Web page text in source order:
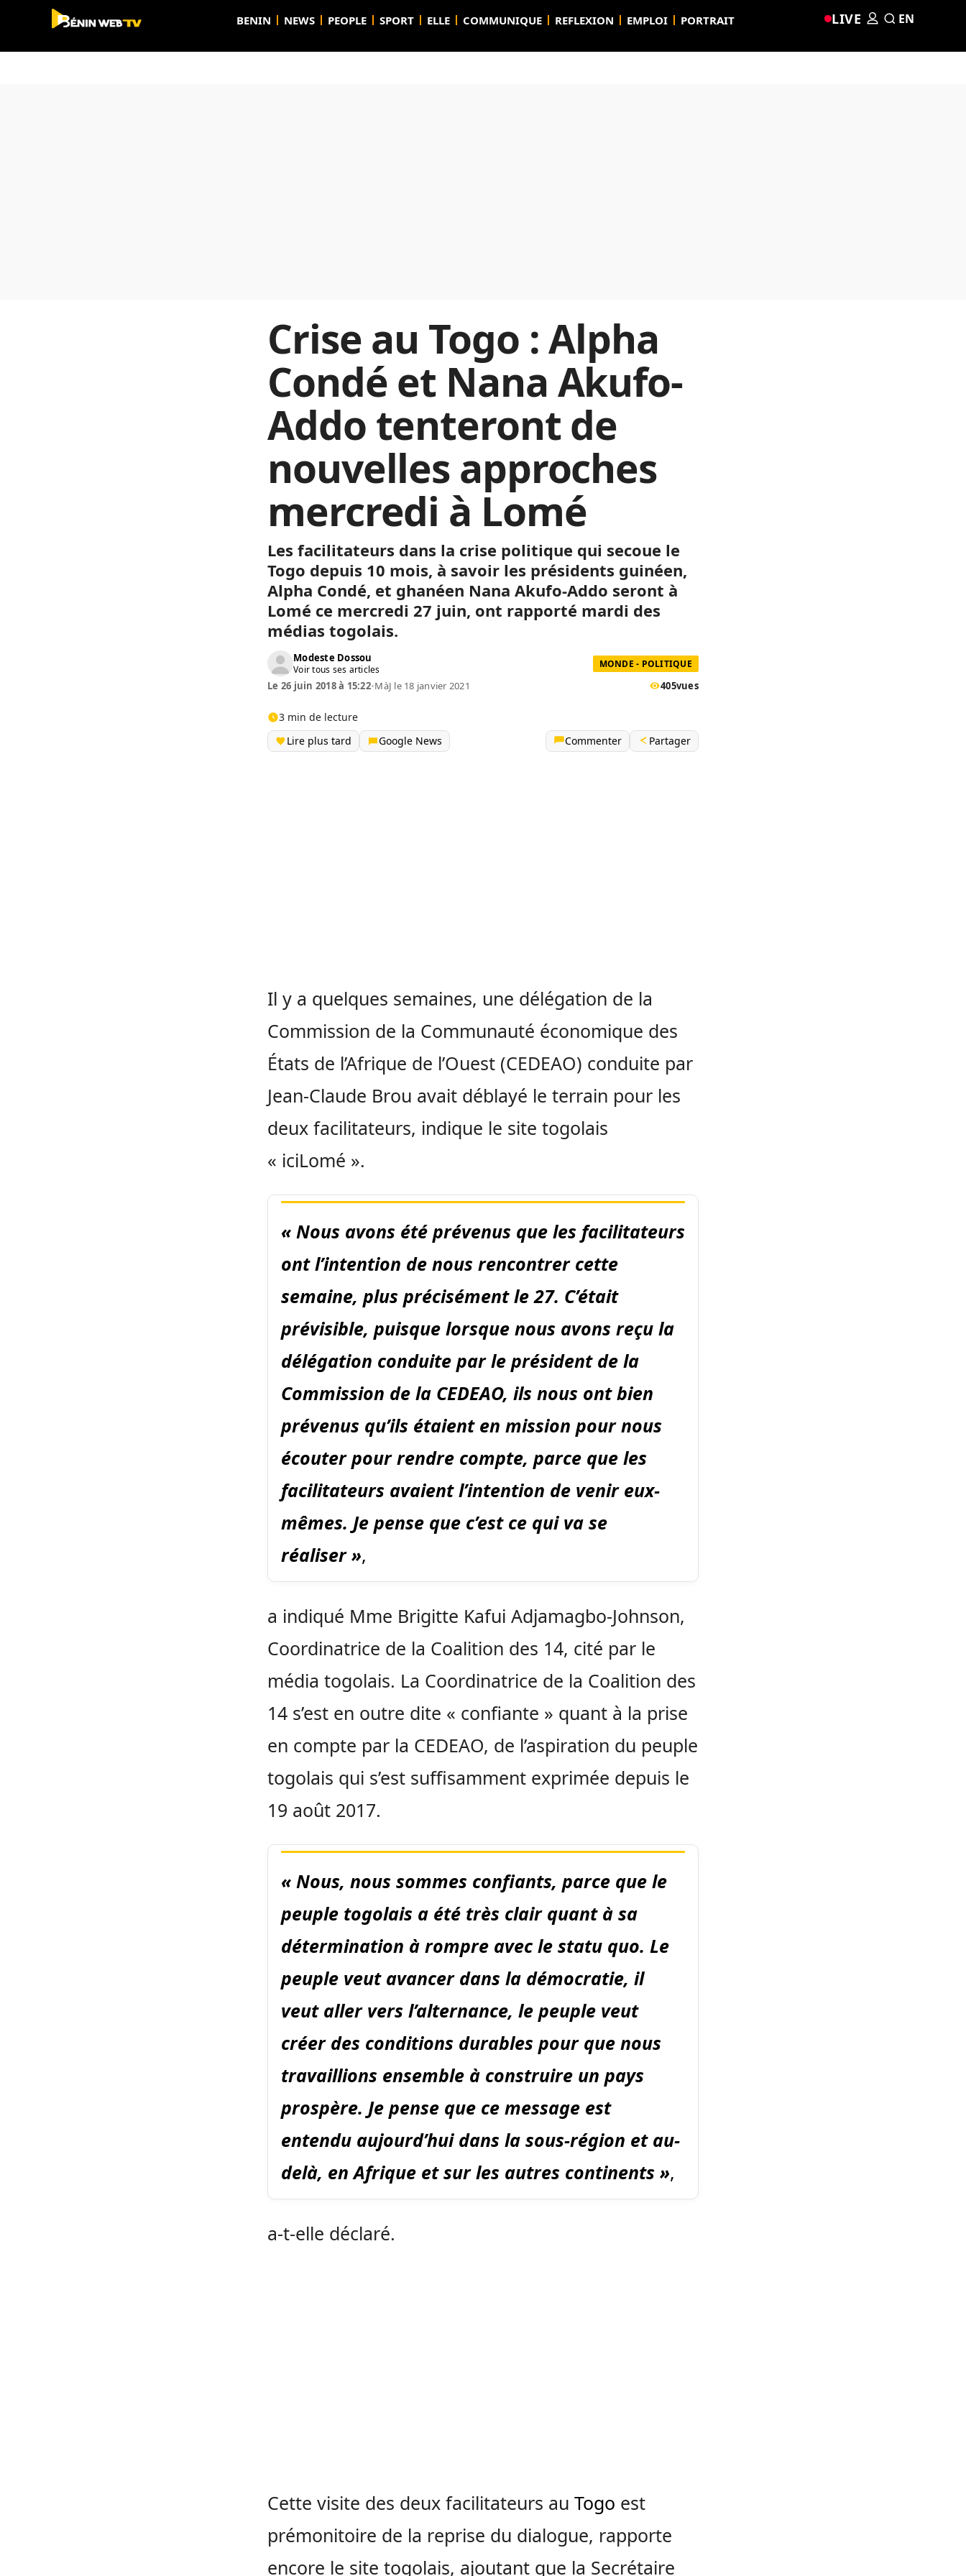
BENIN NEWS PEOPLE SPORT ELLE COMMUNIQUE REFLEXION EMPLOI PORTRAIT LIVE EN
Crise au Togo : Alpha
Condé et Nana Akufo-
Addo tenteront de
nouvelles approches
mercredi à Lomé
Les facilitateurs dans la crise politique qui secoue le
Togo depuis 10 mois, à savoir les présidents guinéen,
Alpha Condé, et ghanéen Nana Akufo-Addo seront à
Lomé ce mercredi 27 juin, ont rapporté mardi des
médias togolais.
Modeste Dossou
Voir tous ses articles MONDE - POLITIQUE
Le 26 juin 2018 à 15:22•MàJ le 18 janvier 2021 405vues
3 min de lecture
Lire plus tard
Google News Commenter Partager
Il y a quelques semaines, une délégation de la
Commission de la Communauté économique des
États de l’Afrique de l’Ouest (CEDEAO) conduite par
Jean-Claude Brou avait déblayé le terrain pour les
deux facilitateurs, indique le site togolais
« iciLomé ».
« Nous avons été prévenus que les facilitateurs
ont l’intention de nous rencontrer cette
semaine, plus précisément le 27. C’était
prévisible, puisque lorsque nous avons reçu la
délégation conduite par le président de la
Commission de la CEDEAO, ils nous ont bien
prévenus qu’ils étaient en mission pour nous
écouter pour rendre compte, parce que les
facilitateurs avaient l’intention de venir eux-
mêmes. Je pense que c’est ce qui va se
réaliser »,
a indiqué Mme Brigitte Kafui Adjamagbo-Johnson,
Coordinatrice de la Coalition des 14, cité par le
média togolais. La Coordinatrice de la Coalition des
14 s’est en outre dite « confiante » quant à la prise
en compte par la CEDEAO, de l’aspiration du peuple
togolais qui s’est suffisamment exprimée depuis le
19 août 2017.
« Nous, nous sommes confiants, parce que le
peuple togolais a été très clair quant à sa
détermination à rompre avec le statu quo. Le
peuple veut avancer dans la démocratie, il
veut aller vers l’alternance, le peuple veut
créer des conditions durables pour que nous
travaillions ensemble à construire un pays
prospère. Je pense que ce message est
entendu aujourd’hui dans la sous-région et au-
delà, en Afrique et sur les autres continents »,
a-t-elle déclaré.
Cette visite des deux facilitateurs au Togo est
prémonitoire de la reprise du dialogue, rapporte
encore le site togolais, ajoutant que la Secrétaire